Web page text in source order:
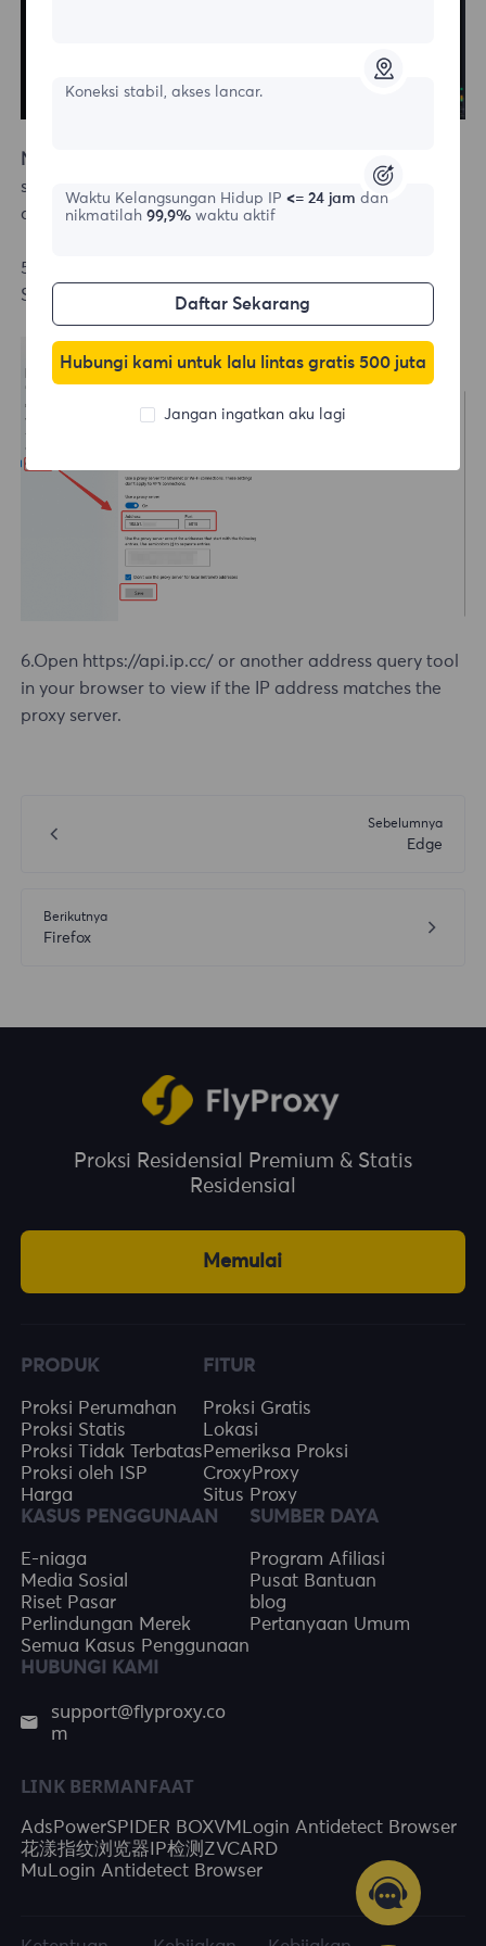
Note:
This step may vary depending on your operating
system: Windows or macOS. Here, Windows is used as
an example.
5.Enter the address and port information, then click
Save.
6.Open https://api.ip.cc/ or another address query tool
in your browser to view if the IP address matches the
proxy server.
Sebelumnya
Edge
Berikutnya
Firefox
Proksi Residensial Premium & Statis
Residensial
Memulai
PRODUK
Proksi Perumahan
Proksi Statis
Proksi Tidak Terbatas
Proksi oleh ISP
Harga
FITUR
Proksi Gratis
Lokasi
Pemeriksa Proksi
CroxyProxy
Situs Proxy
KASUS PENGGUNAAN
E-niaga
Media Sosial
Riset Pasar
Perlindungan Merek
Semua Kasus Penggunaan
SUMBER DAYA
Program Afiliasi
Pusat Bantuan
blog
Pertanyaan Umum
HUBUNGI KAMI
support@flyproxy.co
m
LINK BERMANFAAT
AdsPowerSPIDER BOXVMLogin Antidetect Browser
花漾指纹浏览器 IP检测 ZVCARD
MuLogin Antidetect Browser
Koneksi stabil, akses lancar.
Waktu Kelangsungan Hidup IP <= 24 jam dan
nikmatilah 99,9%waktu aktif
Daftar Sekarang
Hubungi kami untuk lalu lintas gratis 500 juta
Jangan ingatkan aku lagi